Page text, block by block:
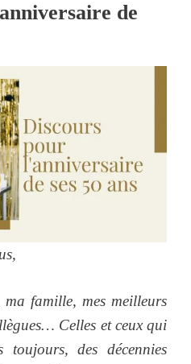
de
ma famille, mes meilleurs
Celles et ceux qui
toujours, des décennies